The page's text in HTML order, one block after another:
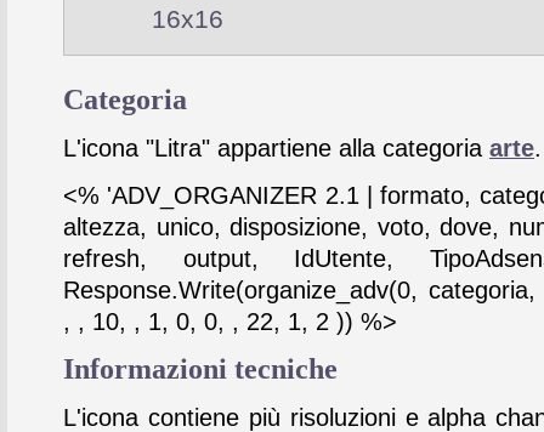
16x16
Categoria
L'icona "Litra" appartiene alla categoria arte.
<% 'ADV_ORGANIZER 2.1 | formato,
altezza, unico, disposizione, voto, dove,
refresh, output, IdUtente,
Response.Write(organize_adv(0,
, , 10, , 1, 0, 0, , 22, 1, 2 )) %>
Informazioni tecniche
L'icona contiene più risoluzioni e alpha